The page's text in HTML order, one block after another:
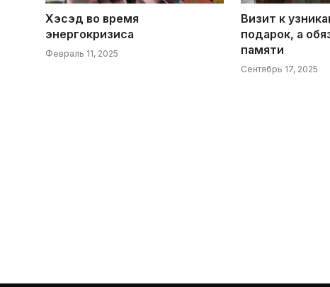
Хэсэд во время
энергокризиса
Февраль 11, 2025
Визит к
подарок, а
памяти
Сентябрь 17, 2025